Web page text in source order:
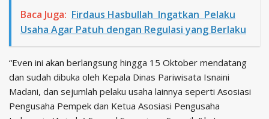
Baca Juga: Firdaus Hasbullah Ingatkan Pelaku
Usaha Agar Patuh dengan Regulasi yang Berlaku
“Even ini akan berlangsung hingga 15 Oktober mendatang
dan sudah dibuka oleh Kepala Dinas Pariwisata Isnaini
Madani, dan sejumlah pelaku usaha lainnya seperti Asosiasi
Pengusaha Pempek dan Ketua Asosiasi Pengusaha